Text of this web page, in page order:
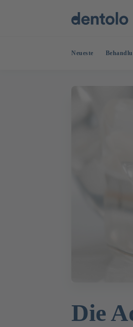
Neueste
Die